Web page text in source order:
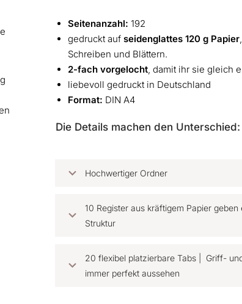
Seitenanzahl: 192
gedruckt auf seidenglattes 120 g Papier
Schreiben und Blättern.
2-fach vorgelocht , damit ihr sie gleich
liebevoll gedruckt in Deutschland
Format: DIN A4
Die Details machen den Unterschied:
Hochwertiger Ordner
10 Register aus kräftigem Papier
Struktur
20 flexibel platzierbare Tabs | Griff-
immer perfekt aussehen